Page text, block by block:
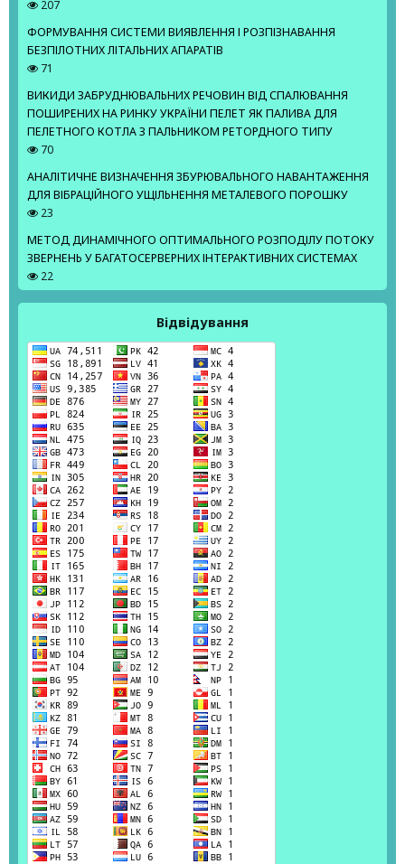
207
ФОРМУВАННЯ СИСТЕМИ ВИЯВЛЕННЯ І РОЗПІЗНАВАННЯ
БЕЗПІЛОТНИХ ЛІТАЛЬНИХ АПАРАТІВ
71
ВИКИДИ ЗАБРУДНЮВАЛЬНИХ РЕЧОВИН ВІД СПАЛЮВАННЯ
ПОШИРЕНИХ НА РИНКУ УКРАЇНИ ПЕЛЕТ ЯК ПАЛИВА ДЛЯ
ПЕЛЕТНОГО КОТЛА З ПАЛЬНИКОМ РЕТОРДНОГО ТИПУ
70
АНАЛІТИЧНЕ ВИЗНАЧЕННЯ ЗБУРЮВАЛЬНОГО НАВАНТАЖЕННЯ
ДЛЯ ВІБРАЦІЙНОГО УЩІЛЬНЕННЯ МЕТАЛЕВОГО ПОРОШКУ
23
МЕТОД ДИНАМІЧНОГО ОПТИМАЛЬНОГО РОЗПОДІЛУ ПОТОКУ
ЗВЕРНЕНЬ У БАГАТОСЕРВЕРНИХ ІНТЕРАКТИВНИХ СИСТЕМАХ
22
Відвідування